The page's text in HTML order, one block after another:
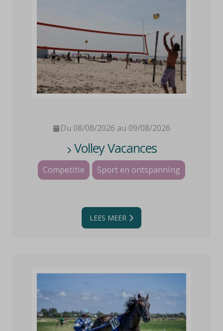
Du 08/08/2026 au 09/08/2026
Volley Vacances
Competitie Sport en ontspanning
LEES MEER